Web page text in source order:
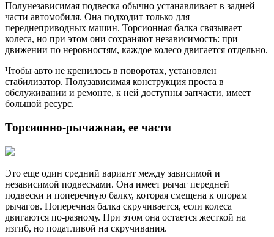
Полунезависимая подвеска обычно устанавливает в задней
части автомобиля. Она подходит только для
переднеприводных машин. Торсионная балка связывает
колеса, но при этом они сохраняют независимость: при
движении по неровностям, каждое колесо двигается отдельно.
Чтобы авто не кренилось в поворотах, установлен
стабилизатор. Полузависимая конструкция проста в
обслуживании и ремонте, к ней доступны запчасти, имеет
большой ресурс.
Торсионно-рычажная, ее части
Это еще один средний вариант между зависимой и
независимой подвесками. Она имеет рычаг передней
подвески и поперечную балку, которая смещена к опорам
рычагов. Поперечная балка скручивается, если колеса
двигаются по-разному. При этом она остается жесткой на
изгиб, но податливой на скручивания.